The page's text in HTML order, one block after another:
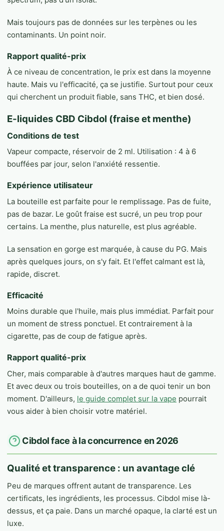
Mais toujours pas de données sur les terpènes ou les
contaminants. Un point noir.
Rapport qualité-prix
À ce niveau de concentration, le prix est dans la moyenne
haute. Mais vu l'efficacité, ça se justifie. Surtout pour ceux
qui cherchent un produit fiable, sans THC, et bien dosé.
E-liquides CBD Cibdol (fraise et menthe)
Conditions de test
Vapeur compacte, réservoir de 2 ml. Utilisation : 4 à 6
bouffées par jour, selon l'anxiété ressentie.
Expérience utilisateur
La bouteille est parfaite pour le remplissage. Pas de fuite,
pas de bazar. Le goût fraise est sucré, un peu trop pour
certains. La menthe, plus naturelle, est plus agréable.
La sensation en gorge est marquée, à cause du PG. Mais
après quelques jours, on s'y fait. Et l'effet calmant est là,
rapide, discret.
Efficacité
Moins durable que l'huile, mais plus immédiat. Parfait pour
un moment de stress ponctuel. Et contrairement à la
cigarette, pas de coup de fatigue après.
Rapport qualité-prix
Cher, mais comparable à d'autres marques haut de gamme.
Et avec deux ou trois bouteilles, on a de quoi tenir un bon
moment. D'ailleurs, le guide complet sur la vape pourrait
vous aider à bien choisir votre matériel.
Cibdol face à la concurrence en 2026
Qualité et transparence : un avantage clé
Peu de marques offrent autant de transparence. Les
certificats, les ingrédients, les processus. Cibdol mise là-
dessus, et ça paie. Dans un marché opaque, la clarté est un
luxe.